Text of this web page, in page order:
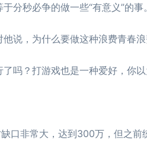
秒必争的做一些“有意义”的事
说，为什么要做这种浪费青春
吗？打游戏也是一种爱好，你
非常大，达到300万，但之前